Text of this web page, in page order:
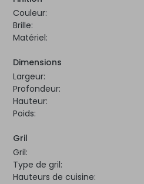
Couleur:
Brille:
Matériel:
Dimensions
Largeur:
Profondeur:
Hauteur:
Poids:
Gril
Gril:
Type de gril:
Hauteurs de cuisine: